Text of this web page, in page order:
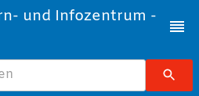
und Infozentrum -